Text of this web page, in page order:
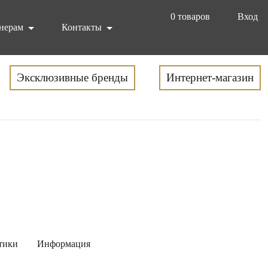
0 товаров
Вход
Контакты
Эксклюзивные бренды Интернет-магазин
Информация